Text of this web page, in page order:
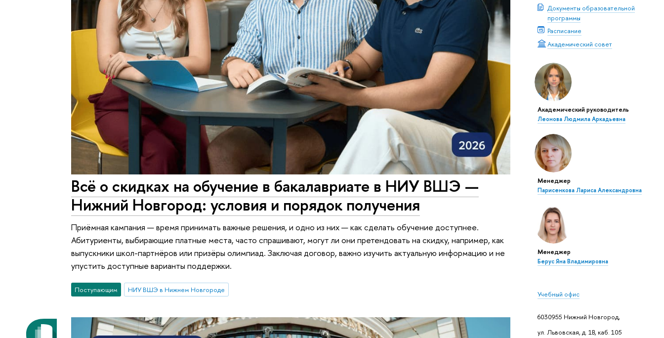
Документы образовательной
программы
Расписание
Академический совет
Академический руководитель
Леонова Людмила Аркадьевна
Менеджер
Парисенкова Лариса Александровна
Менеджер
Берус Яна Владимировна
Учебный офис
6030955 Нижний Новгород,
ул. Львовская, д. 1В, каб. 105
Всё о скидках на обучение в бакалавриате в НИУ ВШЭ —
Нижний Новгород: условия и порядок получения
Приёмная кампания — время принимать важные решения, и одно из них — как сделать обучение доступнее.
Абитуриенты, выбирающие платные места, часто спрашивают, могут ли они претендовать на скидку, например, как
выпускники школ-партнёров или призёры олимпиад. Заключая договор, важно изучить актуальную информацию и не
упустить доступные варианты поддержки.
Поступающим НИУ ВШЭ в Нижнем Новгороде